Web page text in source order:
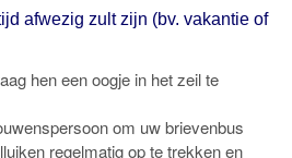
afwezig zult zijn (bv. vakantie of
hen een oogje in het zeil te
om uw brievenbus
regelmatig op te trekken en